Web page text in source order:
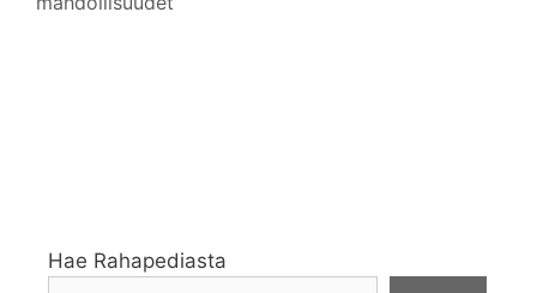
Hae Rahapediasta